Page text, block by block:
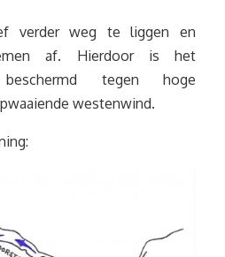
verder weg te liggen en
af. Hierdoor is het
tegen hoge
westenwind.